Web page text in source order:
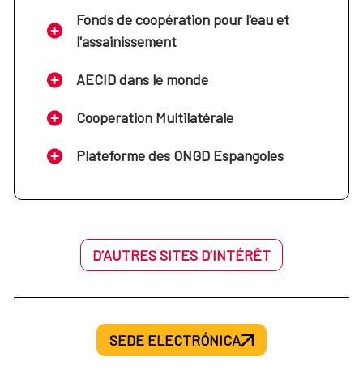
Fonds de coopération pour l'eau et
l'assainissement
AECID dans le monde
Cooperation Multilatérale
Plateforme des ONGD Espangoles
D’AUTRES SITES D’INTÉRÊT
SEDE ELECTRÓNICA